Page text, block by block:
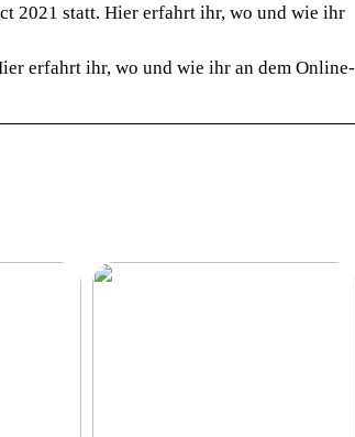
2021 statt. Hier erfahrt ihr, wo und wie ihr
erfahrt ihr, wo und wie ihr an dem Online-